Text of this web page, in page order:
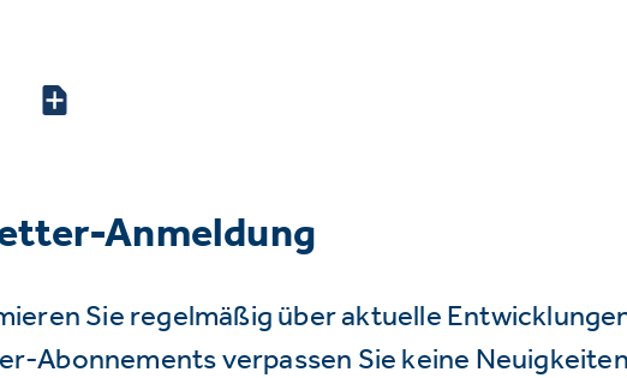
Anmeldung
Sie regelmäßig über aktuelle
Abonnements verpassen Sie keine